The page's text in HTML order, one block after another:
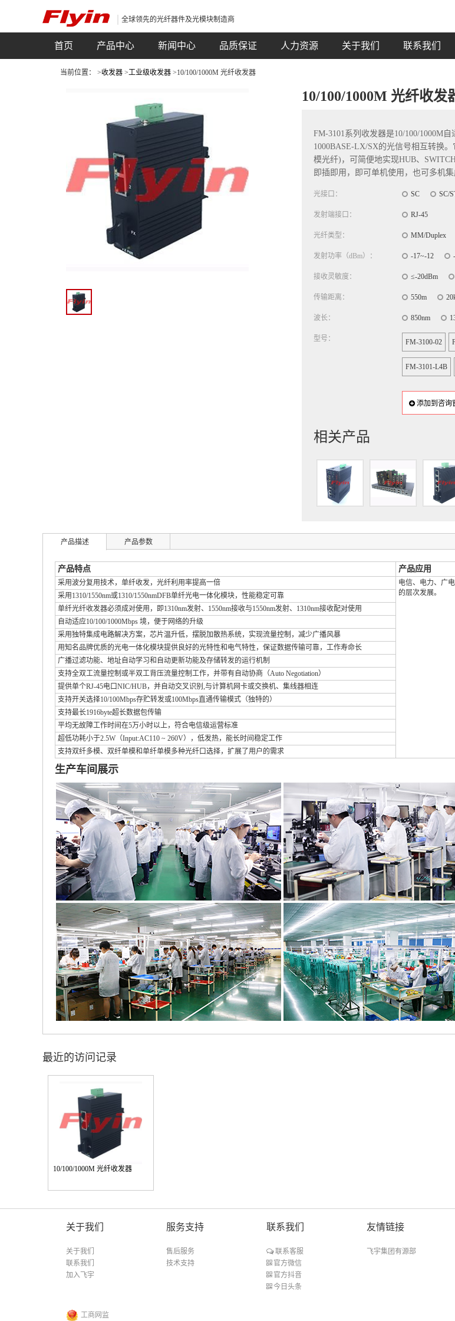
全球领先的光纤器件及光模块制造商
首页 产品中心 新闻中心 品质保证 人力资源 关于我们 联系我们
当前位置： >收发器 >工业级收发器 >10/100/1000M 光纤收发器
10/100/1000M 光纤收发
FM-3101系列收发器是10/100/1000M
1000BASE-LX/SX的光信号相互转换
模光纤)，可简便地实现HUB、
即插即用，即可单机使用，也可多机集
光接口： SC SC/
发射端接口： RJ-45
光纤类型： MM/Duplex
发射功率（dBm）： -17~-12
接收灵敏度： ≤-20dBm
传输距离： 550m
波长： 850nm
型号： FM-3100-02
FM-3101-L4B
添加到咨询
相关产品
产品描述 产品参数
产品特点 产品应用
采用波分复用技术，单纤收发，光纤利用率提高一倍
电信、电力、广
的层次发展。
采用1310/1550nm或1310/1550nmDFB单纤光电一体化模块，性能稳定可靠
单纤光纤收发器必须成对使用，即1310nm发射、1550nm接收与1550nm发射、1310nm接收配对使用
自动适应10/100/1000Mbps 境，便于网络的升级
采用独特集成电路解决方案，芯片温升低，摆脱加散热系统，实现流量控制，减少广播风暴
用知名品牌优质的光电一体化模块提供良好的光特性和电气特性，保证数据传输可靠，工作寿命长
广播过滤功能、地址自动学习和自动更新功能及存储转发的运行机制
支持全双工流量控制或半双工背压流量控制工作，并带有自动协商（Auto Negotiation）
提供单个RJ-45电口NIC/HUB，并自动交叉识别,与计算机网卡或交换机、集线器相连
支持开关选择10/100Mbps存贮转发或100Mbps直通传输模式（独特的）
支持最长1916byte超长数据包传输
平均无故障工作时间在5万小时以上，符合电信级运营标准
超低功耗小于2.5W（Input:AC110 ~ 260V），低发热，能长时间稳定工作
支持双纤多模、双纤单模和单纤单模多种光纤口选择，扩展了用户的需求
生产车间展示
最近的访问记录
10/100/1000M 光纤收发器
关于我们
关于我们
联系我们
加入飞宇
服务支持
售后服务
技术支持
联系我们
联系客服
官方微信
官方抖音
今日头条
友情链接
飞宇集团有源部
工商网监